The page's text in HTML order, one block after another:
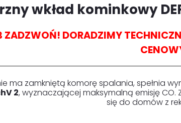
wkład kominkowy
ZADZWOŃ! DORADZIMY
ma zamkniętą komorę spalania, spełnia
2, wyznaczającej maksymalną emisję
się do domów z